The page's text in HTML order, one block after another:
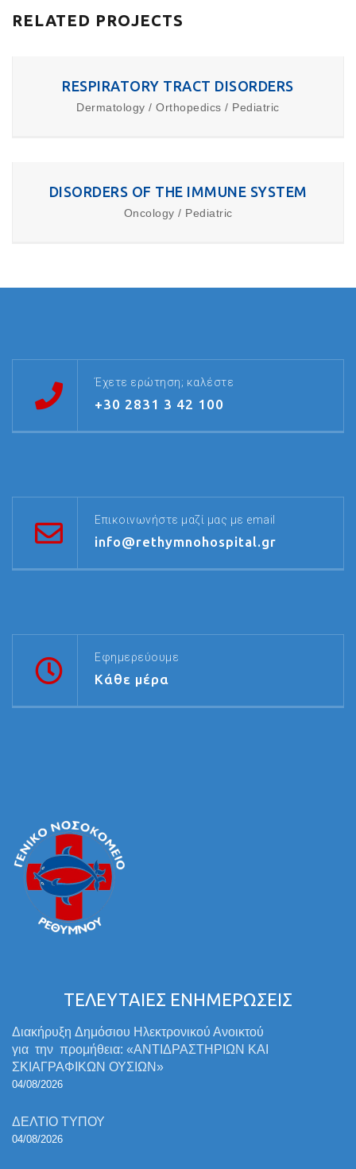
RELATED PROJECTS
RESPIRATORY TRACT DISORDERS
Dermatology / Orthopedics / Pediatric
DISORDERS OF THE IMMUNE SYSTEM
Oncology / Pediatric
Έχετε ερώτηση; καλέστε
+30 2831 3 42 100
Επικοινωνήστε μαζί μας με email
info@rethymnohospital.gr
Εφημερεύουμε
Κάθε μέρα
ΤΕΛΕΥΤΑΙΕΣ ΕΝΗΜΕΡΩΣΕΙΣ
Διακήρυξη Δημόσιου Ηλεκτρονικού Ανοικτού
για την προμήθεια: «ΑΝΤΙΔΡΑΣΤΗΡΙΩΝ ΚΑΙ
ΣΚΙΑΓΡΑΦΙΚΩΝ ΟΥΣΙΩΝ»
04/08/2026
ΔΕΛΤΙΟ ΤΥΠΟΥ
04/08/2026